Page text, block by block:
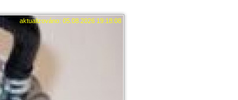
aktualizováno: 05.08.2026 19:18:08